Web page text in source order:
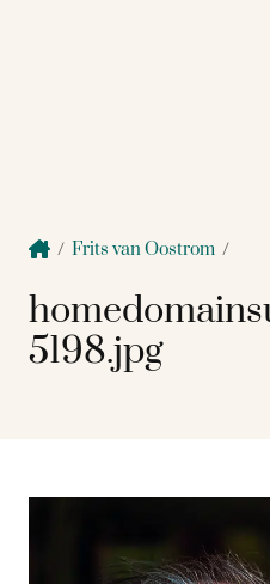
/ Frits van Oostrom /
5198.jpg